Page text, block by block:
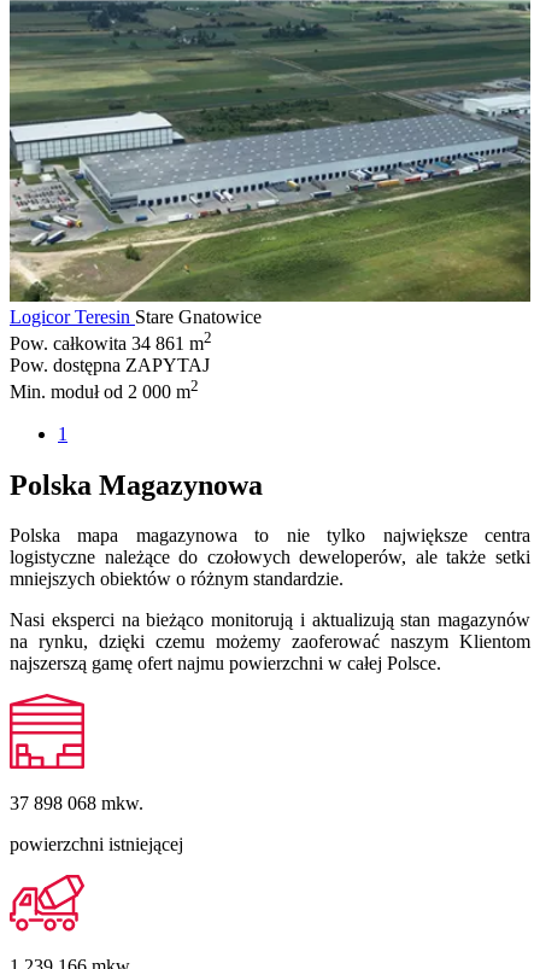
Logicor Teresin Stare Gnatowice
Pow. całkowita 34 861 m2
Pow. dostępna ZAPYTAJ
Min. modułod 2 000 m2
1
Polska Magazynowa
Polska mapa magazynowa to nie tylko największe centra
logistyczne należące do czołowych deweloperów, ale także setki
mniejszych obiektów o różnym standardzie.
Nasi eksperci na bieżąco monitorują i aktualizują stan magazynów
na rynku, dzięki czemu możemy zaoferować naszym Klientom
najszerszą gamę ofert najmu powierzchni w całej Polsce.
37 898 068 mkw.
powierzchni istniejącej